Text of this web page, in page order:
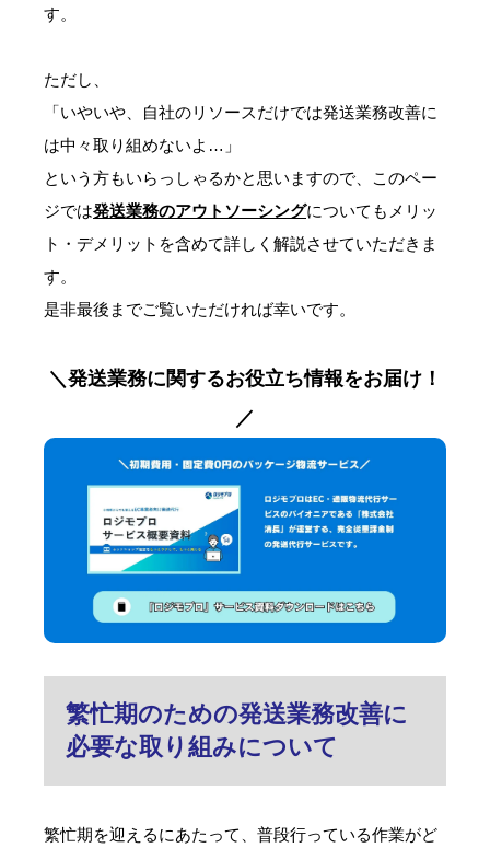
す。
ただし、
「いやいや、自社のリソースだけでは発送業務改善に
は中々取り組めないよ…」
という方もいらっしゃるかと思いますので、このペー
ジでは発送業務のアウトソーシングについてもメリッ
ト・デメリットを含めて詳しく解説させていただきま
す。
是非最後までご覧いただければ幸いです。
＼発送業務に関するお役立ち情報をお届け！
／
繁忙期のための発送業務改善に
必要な取り組みについて
繁忙期を迎えるにあたって、普段行っている作業がど